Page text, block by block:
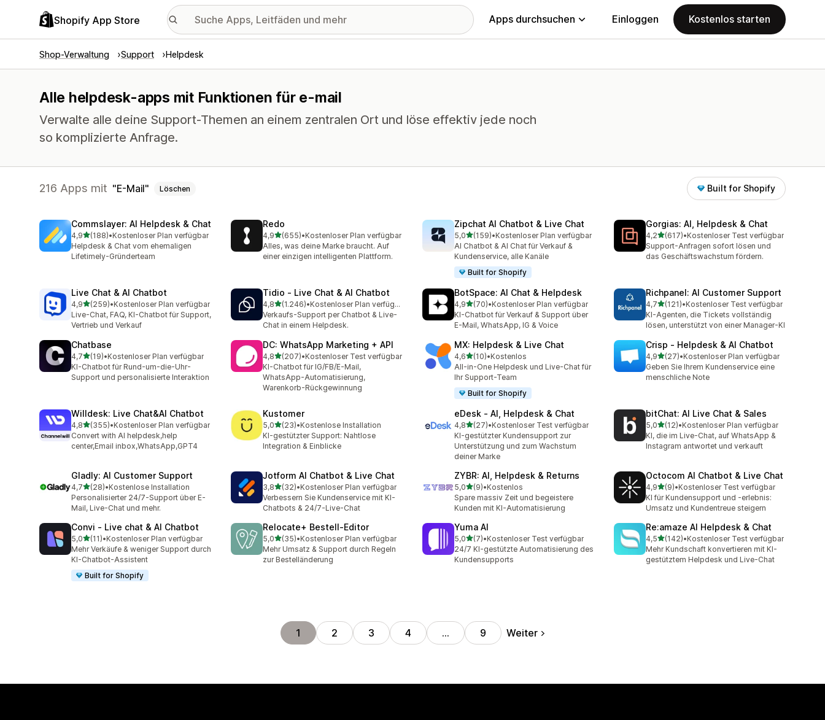
Shopify App Store Apps durchsuchen Einloggen Kostenlos starten
Shop-Verwaltung Support Helpdesk
Alle helpdesk-apps mit Funktionen für e-mail
Verwalte alle deine Support-Themen an einem zentralen Ort und löse effektiv jede noch
so komplizierte Anfrage.
216 Apps mit E-Mail Löschen Built for Shopify
Commslayer: AI Helpdesk & Chat
4,9von 5 Sternen
(188)
188 Rezensionen insgesamt
•Kostenloser Plan verfügbar
Helpdesk & Chat vom ehemaligen
Lifetimely-Gründerteam
Redo
4,9von 5 Sternen
(655)
655 Rezensionen insgesamt
•Kostenloser Plan verfügbar
Alles, was deine Marke braucht. Auf
einer einzigen intelligenten Plattform.
Zipchat AI Chatbot & Live Chat
5,0von 5 Sternen
(159)
159 Rezensionen insgesamt
•Kostenloser Plan verfügbar
AI Chatbot & AI Chat für Verkauf &
Kundenservice, alle Kanäle
Built for Shopify
Gorgias: AI, Helpdesk & Chat
4,2von 5 Sternen
(617)
617 Rezensionen insgesamt
•Kostenloser Test verfügbar
Support-Anfragen sofort lösen und
das Geschäftswachstum fördern.
Live Chat & AI Chatbot
4,9von 5 Sternen
(259)
259 Rezensionen insgesamt
•Kostenloser Plan verfügbar
Live-Chat, FAQ, KI-Chatbot für Support,
Vertrieb und Verkauf
Tidio ‑ Live Chat & AI Chatbot
4,8von 5 Sternen
(1.246)
1246 Rezensionen insgesamt
•
Kostenloser Plan verfügbar
Verkaufs-Support per Chatbot & Live-
Chat in einem Helpdesk.
BotSpace: AI Chat & Helpdesk
4,9von 5 Sternen
(70)
70 Rezensionen insgesamt
•Kostenloser Plan verfügbar
KI-Chatbot für Verkauf & Support über
E-Mail, WhatsApp, IG & Voice
Richpanel: AI Customer Support
4,7von 5 Sternen
(121)
121 Rezensionen insgesamt
•Kostenloser Test verfügbar
KI-Agenten, die Tickets vollständig
lösen, unterstützt von einer Manager-KI
Chatbase
4,7von 5 Sternen
(19)
19 Rezensionen insgesamt
•Kostenloser Plan verfügbar
KI-Chatbot für Rund-um-die-Uhr-
Support und personalisierte Interaktion
DC: WhatsApp Marketing + API
4,8von 5 Sternen
(207)
207 Rezensionen insgesamt
•Kostenloser Test verfügbar
KI-Chatbot für IG/FB/E-Mail,
WhatsApp-Automatisierung,
Warenkorb-Rückgewinnung
MX: Helpdesk & Live Chat
4,6von 5 Sternen
(10)
10 Rezensionen insgesamt
•Kostenlos
All-in-One Helpdesk und Live-Chat für
Ihr Support-Team
Built for Shopify
Crisp ‑ Helpdesk & AI Chatbot
4,9von 5 Sternen
(27)
27 Rezensionen insgesamt
•Kostenloser Plan verfügbar
Geben Sie Ihrem Kundenservice eine
menschliche Note
Willdesk: Live Chat&AI Chatbot
4,8von 5 Sternen
(355)
355 Rezensionen insgesamt
•Kostenloser Plan verfügbar
Convert with AI helpdesk,help
center,Email inbox,WhatsApp,GPT4
Kustomer
5,0von 5 Sternen
(23)
23 Rezensionen insgesamt
•Kostenlose Installation
KI-gestützter Support: Nahtlose
Integration & Einblicke
eDesk ‑ AI, Helpdesk & Chat
4,8von 5 Sternen
(27)
27 Rezensionen insgesamt
•Kostenloser Test verfügbar
KI-gestützter Kundensupport zur
Unterstützung und zum Wachstum
deiner Marke
bitChat: AI Live Chat & Sales
5,0von 5 Sternen
(12)
12 Rezensionen insgesamt
•Kostenloser Plan verfügbar
KI, die im Live-Chat, auf WhatsApp &
Instagram antwortet und verkauft
Gladly: AI Customer Support
4,7von 5 Sternen
(28)
28 Rezensionen insgesamt
•Kostenlose Installation
Personalisierter 24/7-Support über E-
Mail, Live-Chat und mehr.
Jotform AI Chatbot & Live Chat
3,8von 5 Sternen
(32)
32 Rezensionen insgesamt
•Kostenloser Plan verfügbar
Verbessern Sie Kundenservice mit KI-
Chatbots & 24/7-Live-Chat
ZYBR: AI, Helpdesk & Returns
5,0von 5 Sternen
(9)
9 Rezensionen insgesamt
•Kostenlos
Spare massiv Zeit und begeistere
Kunden mit KI-Automatisierung
Octocom AI Chatbot & Live Chat
4,9von 5 Sternen
(9)
9 Rezensionen insgesamt
•Kostenloser Test verfügbar
KI für Kundensupport und -erlebnis:
Umsatz und Kundentreue steigern
Convi ‑ Live chat & AI Chatbot
5,0von 5 Sternen
(11)
11 Rezensionen insgesamt
•Kostenloser Plan verfügbar
Mehr Verkäufe & weniger Support durch
KI-Chatbot-Assistent
Built for Shopify
Relocate+ Bestell‑Editor
5,0von 5 Sternen
(35)
35 Rezensionen insgesamt
•Kostenloser Plan verfügbar
Mehr Umsatz & Support durch Regeln
zur Bestelländerung
Yuma AI
5,0von 5 Sternen
(7)
7 Rezensionen insgesamt
•Kostenloser Test verfügbar
24/7 KI-gestützte Automatisierung des
Kundensupports
Re:amaze AI Helpdesk & Chat
4,5von 5 Sternen
(142)
142 Rezensionen insgesamt
•Kostenloser Test verfügbar
Mehr Kundschaft konvertieren mit KI-
gestütztem Helpdesk und Live-Chat
1 2 3 4 … 9 Weiter